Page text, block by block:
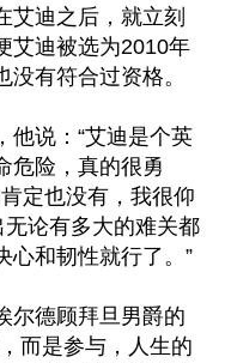
艾迪之后，就立刻
艾迪被选为2010年
有符合过资格。
他说：“艾迪是个英
危险，真的很勇
定也没有，我很仰
无论有多大的难关都
心和韧性就行了。”
尔德顾拜旦男爵的
而是参与，人生的